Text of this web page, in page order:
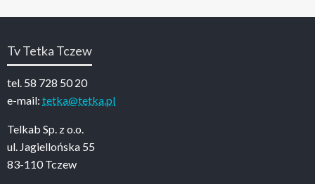
Tv Tetka Tczew
tel. 58 728 50 20
e-mail: tetka@tetka.pl
Telkab Sp. z o.o.
ul. Jagiellońska 55
83-110 Tczew